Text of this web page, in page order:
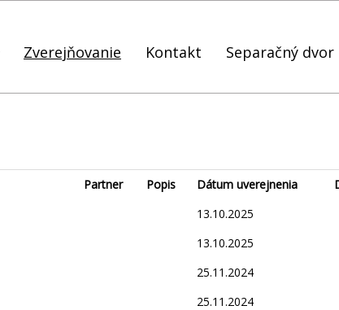
Zverejňovanie Kontakt Separačný dvor
Partner Popis Dátum uverejnenia
13.10.2025
13.10.2025
25.11.2024
25.11.2024